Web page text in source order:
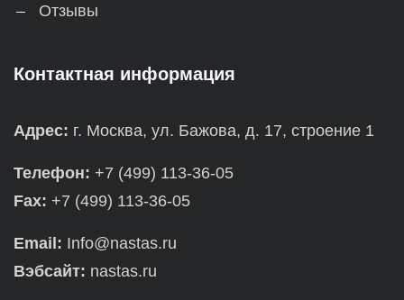
Отзывы
Контактная информация
Адрес: г. Москва, ул. Бажова, д. 17, строение 1
Телефон: +7 (499) 113-36-05
Fax: +7 (499) 113-36-05
Email: Info@nastas.ru
Вэбсайт: nastas.ru